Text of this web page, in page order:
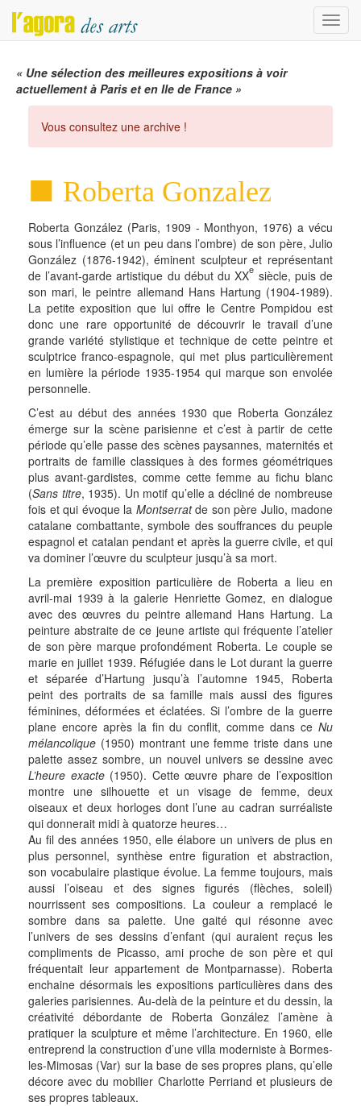
Menu
« Une sélection des meilleures expositions à voir
actuellement à Paris et en Ile de France »
Vous consultez une archive !
Roberta Gonzalez
Roberta González (Paris, 1909 - Monthyon, 1976) a vécu
sous l’influence (et un peu dans l’ombre) de son père, Julio
González (1876-1942), éminent sculpteur et représentant
de l’avant-garde artistique du début du XXe siècle, puis de
son mari, le peintre allemand Hans Hartung (1904-1989).
La petite exposition que lui offre le Centre Pompidou est
donc une rare opportunité de découvrir le travail d’une
grande variété stylistique et technique de cette peintre et
sculptrice franco-espagnole, qui met plus particulièrement
en lumière la période 1935-1954 qui marque son envolée
personnelle.
C’est au début des années 1930 que Roberta González
émerge sur la scène parisienne et c’est à partir de cette
période qu’elle passe des scènes paysannes, maternités et
portraits de famille classiques à des formes géométriques
plus avant-gardistes, comme cette femme au fichu blanc
(Sans titre, 1935). Un motif qu’elle a décliné de nombreuse
fois et qui évoque la Montserratde son père Julio, madone
catalane combattante, symbole des souffrances du peuple
espagnol et catalan pendant et après la guerre civile, et qui
va dominer l’œuvre du sculpteur jusqu’à sa mort.
La première exposition particulière de Roberta a lieu en
avril-mai 1939 à la galerie Henriette Gomez, en dialogue
avec des œuvres du peintre allemand Hans Hartung. La
peinture abstraite de ce jeune artiste qui fréquente l’atelier
de son père marque profondément Roberta. Le couple se
marie en juillet 1939. Réfugiée dans le Lot durant la guerre
et séparée d’Hartung jusqu’à l’automne 1945, Roberta
peint des portraits de sa famille mais aussi des figures
féminines, déformées et éclatées. Si l’ombre de la guerre
plane encore après la fin du conflit, comme dans ce Nu
mélancolique (1950) montrant une femme triste dans une
palette assez sombre, un nouvel univers se dessine avec
L’heure exacte(1950). Cette œuvre phare de l’exposition
montre une silhouette et un visage de femme, deux
oiseaux et deux horloges dont l’une au cadran surréaliste
qui donnerait midi à quatorze heures…
Au fil des années 1950, elle élabore un univers de plus en
plus personnel, synthèse entre figuration et abstraction,
son vocabulaire plastique évolue. La femme toujours, mais
aussi l’oiseau et des signes figurés (flèches, soleil)
nourrissent ses compositions. La couleur a remplacé le
sombre dans sa palette. Une gaité qui résonne avec
l’univers de ses dessins d’enfant (qui auraient reçus les
compliments de Picasso, ami proche de son père et qui
fréquentait leur appartement de Montparnasse). Roberta
enchaine désormais les expositions particulières dans des
galeries parisiennes. Au-delà de la peinture et du dessin, la
créativité débordante de Roberta González l’amène à
pratiquer la sculpture et même l’architecture. En 1960, elle
entreprend la construction d’une villa moderniste à Bormes-
les-Mimosas (Var) sur la base de ses propres plans, qu’elle
décore avec du mobilier Charlotte Perriand et plusieurs de
ses propres tableaux.